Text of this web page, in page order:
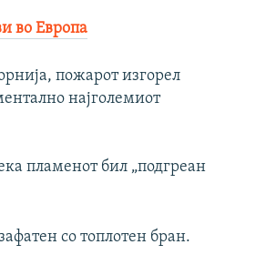
во Европа
пожарот изгорел
најголемиот
пламенот бил „подгреан
со топлотен бран.